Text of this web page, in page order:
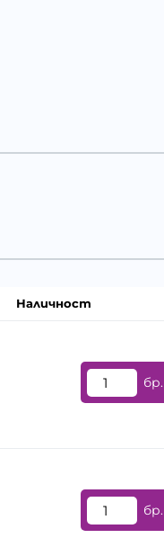
Наличност
бр.
бр.